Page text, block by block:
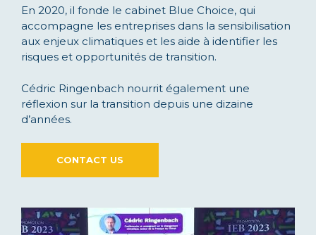
En 2020, il fonde le cabinet Blue Choice, qui
accompagne les entreprises dans la sensibilisation
aux enjeux climatiques et les aide à identifier les
risques et opportunités de transition.
Cédric Ringenbach nourrit également une
réflexion sur la transition depuis une dizaine
d’années.
CONTACT US